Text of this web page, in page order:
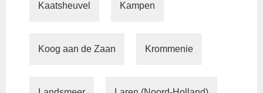
Kaatsheuvel Kampen
Koog aan de Zaan Krommenie